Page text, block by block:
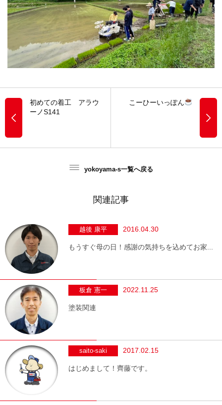
初めての着工 アラウ
ーノS141
こーひーいっぽん
yokoyama-s一覧へ戻る
関連記事
越後 康平 2016.04.30
もうすぐ母の日！感謝の気持ちを込めてお家...
板倉 憲一 2022.11.25
塗装関連
saito-saki 2017.02.15
はじめまして！齊藤です。